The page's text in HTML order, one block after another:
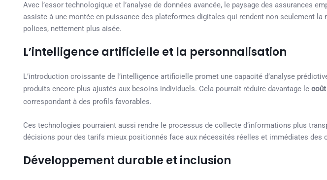
Avec l’essor technologique et l’analyse de données avancée, le paysage des assurances
assiste à une montée en puissance des plateformes digitales qui rendent non seulement
polices, nettement plus aisée.
L’intelligence artificielle et la personnalisation
L’introduction croissante de l’intelligence artificielle promet une capacité d’analyse
produits encore plus ajustés aux besoins individuels. Cela pourrait réduire davantage le coût
correspondant à des profils favorables.
Ces technologies pourraient aussi rendre le processus de collecte d’informations plus
décisions pour des tarifs mieux positionnés face aux nécessités réelles et immédiates des
Développement durable et inclusion